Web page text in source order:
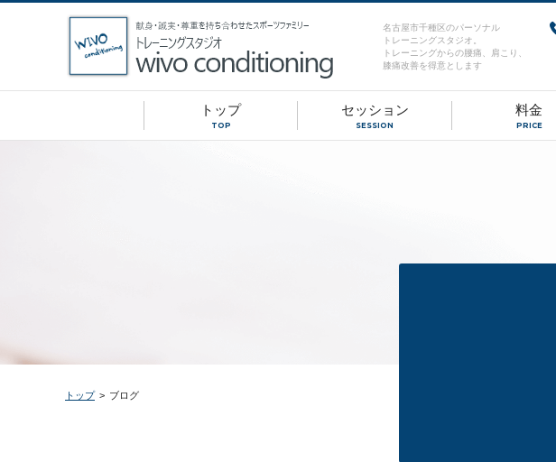
名古屋市千種区のパーソナル
トレーニングスタジオ。
トレーニングからの腰痛、肩こり、
膝痛改善を得意とします
トップ
TOP
セッション
SESSION
料金
PRICE
トップ > ブログ